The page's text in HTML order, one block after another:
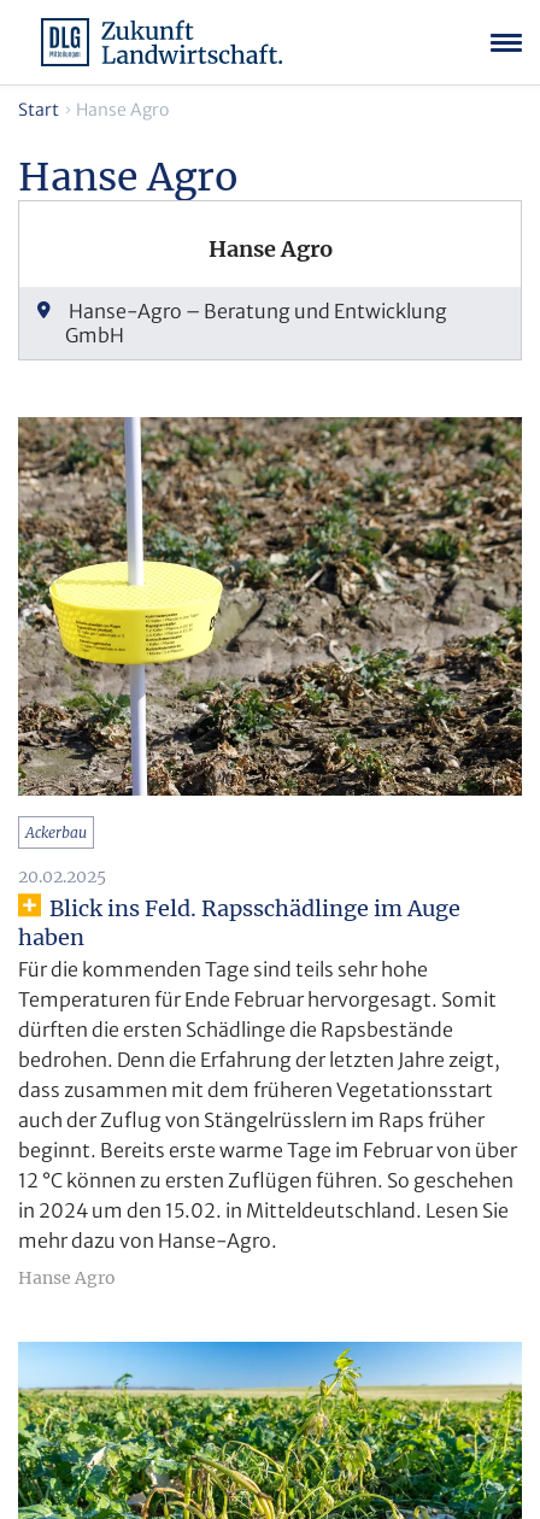
Start Hanse Agro
Hanse Agro
Hanse Agro
Hanse-Agro – Beratung und Entwicklung
GmbH
Ackerbau
20.02.2025
Blick ins Feld. Rapsschädlinge im Auge
haben
Für die kommenden Tage sind teils sehr hohe
Temperaturen für Ende Februar hervorgesagt. Somit
dürften die ersten Schädlinge die Rapsbestände
bedrohen. Denn die Erfahrung der letzten Jahre zeigt,
dass zusammen mit dem früheren Vegetationsstart
auch der Zuflug von Stängelrüsslern im Raps früher
beginnt. Bereits erste warme Tage im Februar von über
12 °C können zu ersten Zuflügen führen. So geschehen
in 2024 um den 15.02. in Mitteldeutschland. Lesen Sie
mehr dazu von Hanse-Agro.
Hanse Agro